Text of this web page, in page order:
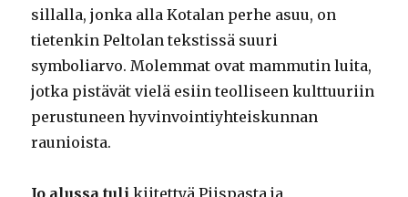
sillalla, jonka alla Kotalan perhe asuu, on
tietenkin Peltolan tekstissä suuri
symboliarvo. Molemmat ovat mammutin luita,
jotka pistävät vielä esiin teolliseen kulttuuriin
perustuneen hyvinvointiyhteiskunnan
raunioista.